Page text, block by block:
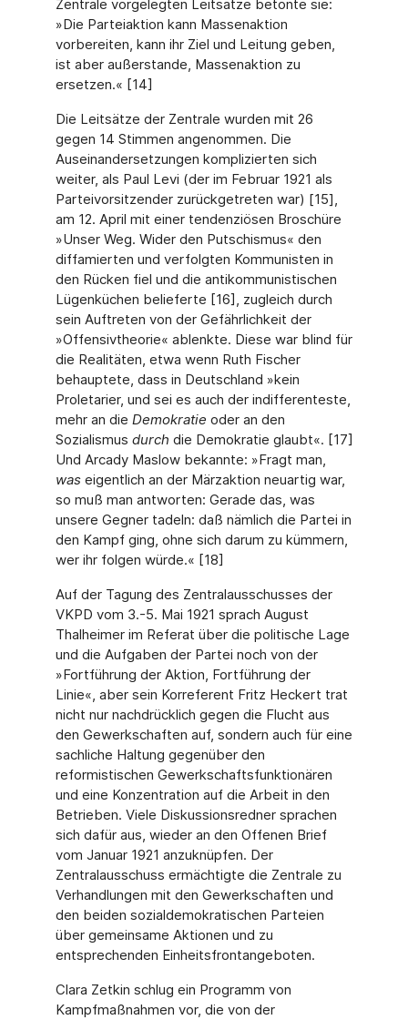
Zentrale vorgelegten Leitsätze betonte sie:
»Die Parteiaktion kann Massenaktion
vorbereiten, kann ihr Ziel und Leitung geben,
ist aber außerstande, Massenaktion zu
ersetzen.« [14]
Die Leitsätze der Zentrale wurden mit 26
gegen 14 Stimmen angenommen. Die
Auseinandersetzungen komplizierten sich
weiter, als Paul Levi (der im Februar 1921 als
Parteivorsitzender zurückgetreten war) [15],
am 12. April mit einer tendenziösen Broschüre
»Unser Weg. Wider den Putschismus« den
diffamierten und verfolgten Kommunisten in
den Rücken fiel und die antikommunistischen
Lügenküchen belieferte [16], zugleich durch
sein Auftreten von der Gefährlichkeit der
»Offensivtheorie« ablenkte. Diese war blind für
die Realitäten, etwa wenn Ruth Fischer
behauptete, dass in Deutschland »kein
Proletarier, und sei es auch der indifferenteste,
mehr an die Demokratie oder an den
Sozialismus durch die Demokratie glaubt«. [17]
Und Arcady Maslow bekannte: »Fragt man,
was eigentlich an der Märzaktion neuartig war,
so muß man antworten: Gerade das, was
unsere Gegner tadeln: daß nämlich die Partei in
den Kampf ging, ohne sich darum zu kümmern,
wer ihr folgen würde.« [18]
Auf der Tagung des Zentralausschusses der
VKPD vom 3.-5. Mai 1921 sprach August
Thalheimer im Referat über die politische Lage
und die Aufgaben der Partei noch von der
»Fortführung der Aktion, Fortführung der
Linie«, aber sein Korreferent Fritz Heckert trat
nicht nur nachdrücklich gegen die Flucht aus
den Gewerkschaften auf, sondern auch für eine
sachliche Haltung gegenüber den
reformistischen Gewerkschaftsfunktionären
und eine Konzentration auf die Arbeit in den
Betrieben. Viele Diskussionsredner sprachen
sich dafür aus, wieder an den Offenen Brief
vom Januar 1921 anzuknüpfen. Der
Zentralausschuss ermächtigte die Zentrale zu
Verhandlungen mit den Gewerkschaften und
den beiden sozialdemokratischen Parteien
über gemeinsame Aktionen und zu
entsprechenden Einheitsfrontangeboten.
Clara Zetkin schlug ein Programm von
Kampfmaßnahmen vor, die von der